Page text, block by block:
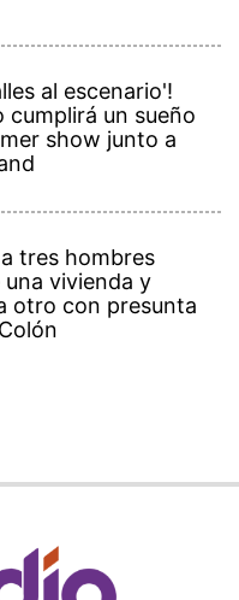
al escenario'!
cumplirá un sueño
show junto a
tres hombres
vivienda y
otro con presunta